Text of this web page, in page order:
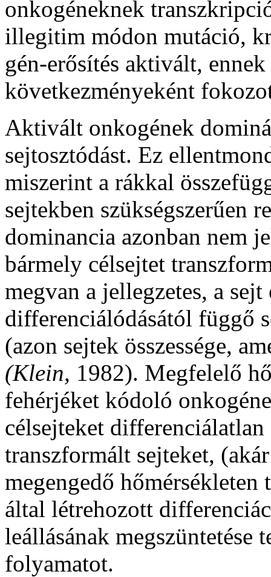
onkogéneknek
illegitim módon mutáció,
gén-erősítés aktivált,
következményeként
Aktivált onkogének
sejtosztódást. Ez
miszerint a rákkal
sejtekben szükségszerűen
dominancia azonban nem
bármely célsejtet
megvan a jellegzetes, a
differenciálódásától függő
(azon sejtek összessége,
(Klein, 1982). Megfelelő
fehérjéket kódoló
célsejteket
transzformált sejteket,
megengedő
által létrehozott
leállásának megszüntetése
folyamatot.